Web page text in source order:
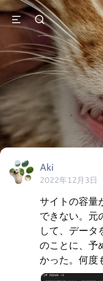
Aki
2022年12月3日
サイトの容量
できない。元
して、データ
のことに、予
かった。何度